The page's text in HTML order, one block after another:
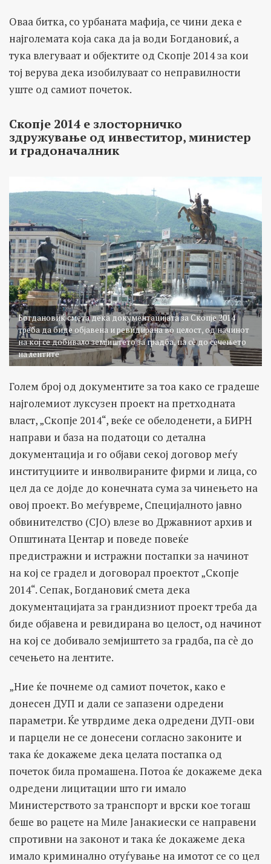
Оваа битка, со урбаната мафија, се чини дека е
најголемата која сака да ја води Богдановиќ, а
тука влегуваат и објектите од Скопје 2014 за кои
тој верува дека изобилуваат со неправилности
уште од самиот почеток.
Скопје 2014 е злосторничко
здружување од инвеститор, министер
и градоначалник
Богдановиќ смета дека документацијата за Скопје 2014
треба да биде објавена и ревидирана во целост, од начинот
на кој се добивало земјиштето за градба, па сè до сечењето
на лентите
Голем број од документите за тоа како се градеше
најголемиот луксузен проект на претходната
власт, „Скопје 2014“, веќе се обелоденети, а БИРН
направи и база на податоци со детална
документација и го објави секој договор меѓу
институциите и инволвираните фирми и лица, со
цел да се дојде до конечната сума за чинењето на
овој проект. Во меѓувреме, Специјалното јавно
обвинителство (СЈО) влезе во Државниот архив и
Општината Центар и поведе повеќе
предистражни и истражни постапки за начинот
на кој се градел и договорал проектот „Скопје
2014“. Сепак, Богдановиќ смета дека
документацијата за грандизниот проект треба да
биде објавена и ревидирана во целост, од начинот
на кој се добивало земјиштето за градба, па сè до
сечењето на лентите.
„Ние ќе почнеме од самиот почеток, како е
донесен ДУП и дали се запазени одредени
параметри. Ќе утврдиме дека одредени ДУП-ови
и парцели не се донесени согласно законите и
така ќе докажеме дека целата постапка од
почеток била промашена. Потоа ќе докажеме дека
одредени лицитации што ги имало
Министерството за транспорт и врски кое тогаш
беше во рацете на Миле Јанакиески се направени
спротивни на законот и така ќе докажеме дека
имало криминално отуѓување на имотот се со цел